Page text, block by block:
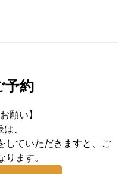
予約
願い】
、
していただきますと、ご
ります。